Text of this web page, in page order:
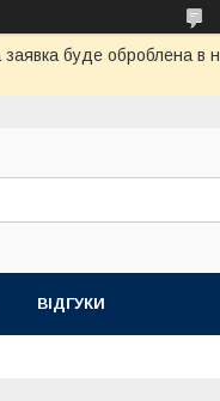
заявка буде оброблена в
ВІДГУКИ